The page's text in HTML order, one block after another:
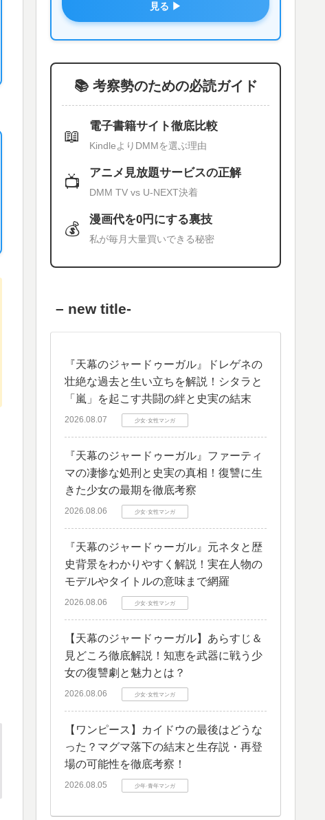
見る ▶
📚 考察勢のための必読ガイド
📖 電子書籍サイト徹底比較
KindleよりDMMを選ぶ理由
📺 アニメ見放題サービスの正解
DMM TV vs U-NEXT決着
💰 漫画代を0円にする裏技
私が毎月大量買いできる秘密
– new title-
​『天幕のジャードゥーガル』ドレゲネの
壮絶な過去と生い立ちを解説！シタラと
「嵐」を起こす共闘の絆と史実の結末
2026.08.07 少女·女性マンガ
『天幕のジャードゥーガル』ファーティ
マの凄惨な処刑と史実の真相！復讐に生
きた少女の最期を徹底考察
2026.08.06 少女·女性マンガ
​『天幕のジャードゥーガル』元ネタと歴
史背景をわかりやすく解説！実在人物の
モデルやタイトルの意味まで網羅
2026.08.06 少女·女性マンガ
​【天幕のジャードゥーガル】あらすじ＆
見どころ徹底解説！知恵を武器に戦う少
女の復讐劇と魅力とは？
2026.08.06 少女·女性マンガ
​【ワンピース】カイドウの最後はどうな
った？マグマ落下の結末と生存説・再登
場の可能性を徹底考察！
2026.08.05 少年·青年マンガ